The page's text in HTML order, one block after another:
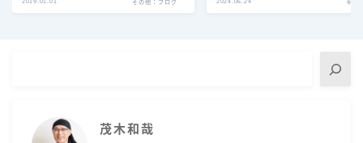
その他：ブログ キッ
茂木和哉